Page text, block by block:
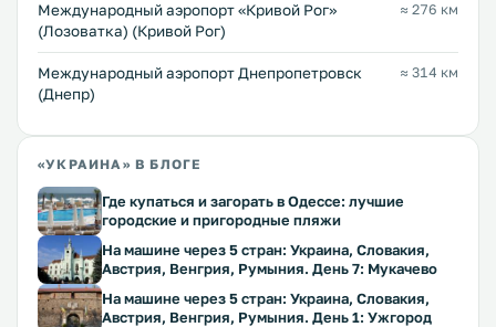
Международный аэропорт «Кривой Рог»
(Лозоватка) (Кривой Рог)
≈ 276 км
Международный аэропорт Днепропетровск
(Днепр)
≈ 314 км
«УКРАИНА» В БЛОГЕ
Где купаться и загорать в Одессе: лучшие
городские и пригородные пляжи
На машине через 5 стран: Украина, Словакия,
Австрия, Венгрия, Румыния. День 7: Мукачево
На машине через 5 стран: Украина, Словакия,
Австрия, Венгрия, Румыния. День 1: Ужгород